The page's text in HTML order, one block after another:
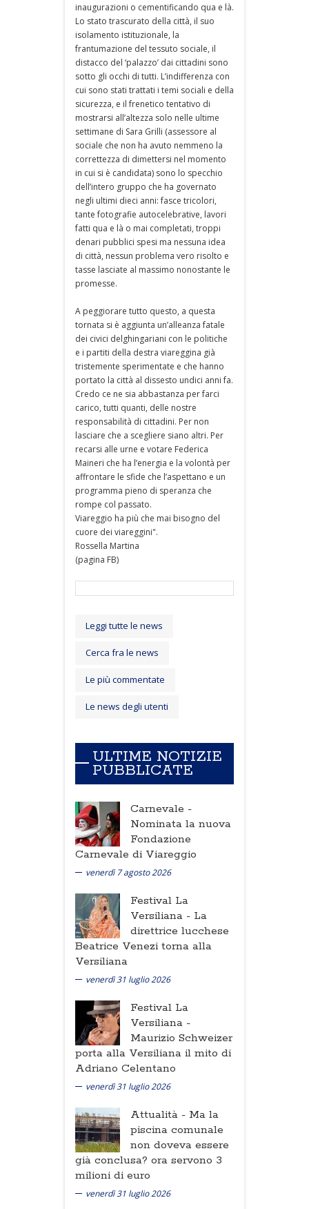
inaugurazioni o cementificando qua e là.
Lo stato trascurato della città, il suo
isolamento istituzionale, la
frantumazione del tessuto sociale, il
distacco del ‘palazzo’ dai cittadini sono
sotto gli occhi di tutti. L’indifferenza con
cui sono stati trattati i temi sociali e della
sicurezza, e il frenetico tentativo di
mostrarsi all’altezza solo nelle ultime
settimane di Sara Grilli (assessore al
sociale che non ha avuto nemmeno la
correttezza di dimettersi nel momento
in cui si è candidata) sono lo specchio
dell’intero gruppo che ha governato
negli ultimi dieci anni: fasce tricolori,
tante fotografie autocelebrative, lavori
fatti qua e là o mai completati, troppi
denari pubblici spesi ma nessuna idea
di città, nessun problema vero risolto e
tasse lasciate al massimo nonostante le
promesse.
A peggiorare tutto questo, a questa
tornata si è aggiunta un’alleanza fatale
dei civici delghingariani con le politiche
e i partiti della destra viareggina già
tristemente sperimentate e che hanno
portato la città al dissesto undici anni fa.
Credo ce ne sia abbastanza per farci
carico, tutti quanti, delle nostre
responsabilità di cittadini. Per non
lasciare che a scegliere siano altri. Per
recarsi alle urne e votare Federica
Maineri che ha l’energia e la volontà per
affrontare le sfide che l’aspettano e un
programma pieno di speranza che
rompe col passato.
Viareggio ha più che mai bisogno del
cuore dei viareggini".
Rossella Martina
(pagina FB)
Leggi tutte le news
Cerca fra le news
Le più commentate
Le news degli utenti
ULTIME NOTIZIE
PUBBLICATE
Carnevale -
Nominata la nuova
Fondazione
Carnevale di Viareggio
venerdì 7 agosto 2026
Festival La
Versiliana - La
direttrice lucchese
Beatrice Venezi torna alla
Versiliana
venerdì 31 luglio 2026
Festival La
Versiliana -
Maurizio Schweizer
porta alla Versiliana il mito di
Adriano Celentano
venerdì 31 luglio 2026
Attualità - Ma la
piscina comunale
non doveva essere
già conclusa? ora servono 3
milioni di euro
venerdì 31 luglio 2026